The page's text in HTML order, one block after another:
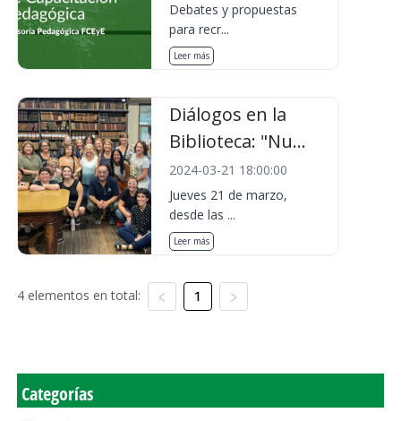
Debates y propuestas
para recr...
Leer más
Diálogos en la
Biblioteca: "Nu...
2024-03-21 18:00:00
Jueves 21 de marzo,
desde las ...
Leer más
4 elementos en total: 1
Categorías